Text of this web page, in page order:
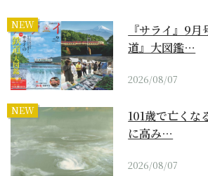
NEW
『サライ』9
道』大図鑑…
2026/08/07
NEW
101歳で亡くな
に高み…
2026/08/07